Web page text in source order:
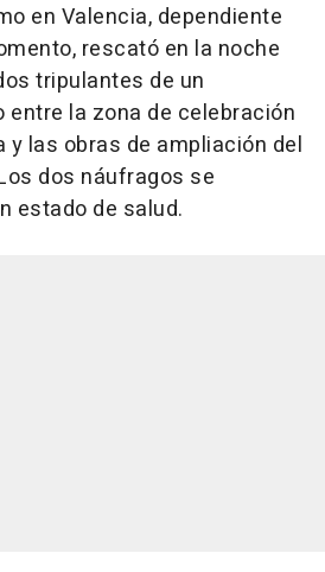
en Valencia, dependiente
rescató en la noche
tripulantes de un
la zona de celebración
y las obras de ampliación del
dos náufragos se
estado de salud.